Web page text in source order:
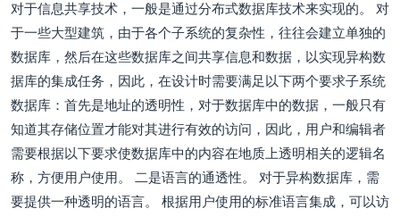
对于信息共享技术，一般是通过分布式数据库技术来实现的。 对
于一些大型建筑，由于各个子系统的复杂性，往往会建立单独的
数据库，然后在这些数据库之间共享信息和数据，以实现异构数
据库的集成任务，因此，在设计时需要满足以下两个要求子系统
数据库：首先是地址的透明性，对于数据库中的数据，一般只有
知道其存储位置才能对其进行有效的访问，因此，用户和编辑者
需要根据以下要求使数据库中的内容在地质上透明相关的逻辑名
称，方便用户使用。 二是语言的通透性。 对于异构数据库，需
要提供一种透明的语言。 根据用户使用的标准语言集成，可以访